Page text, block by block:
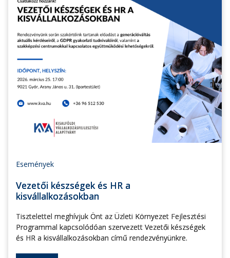
Események
Vezetői készségek és HR a
kisvállalkozásokban
Tisztelettel meghívjuk Önt az Üzleti Környezet Fejlesztési
Programmal kapcsolódóan szervezett Vezetői készségek
és HR a kisvállalkozásokban című rendezvényünkre.